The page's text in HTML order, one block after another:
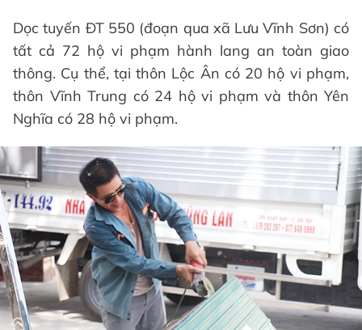
Dọc tuyến ĐT 550 (đoạn qua xã Lưu Vĩnh Sơn) có
tất cả 72 hộ vi phạm hành lang an toàn giao
thông. Cụ thể, tại thôn Lộc Ân có 20 hộ vi phạm,
thôn Vĩnh Trung có 24 hộ vi phạm và thôn Yên
Nghĩa có 28 hộ vi phạm.